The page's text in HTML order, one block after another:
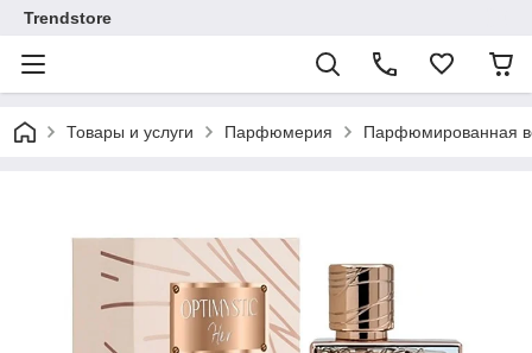
Trendstore
Товары и услуги Парфюмерия Парфюмированная